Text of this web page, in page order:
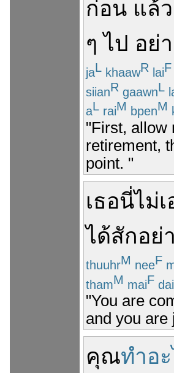
ก่อน แล้ว
ๆไป อย่
jaL khaawR laiF
siianR gaawnL
aL raiM bpenM
"First, allow
retirement,
point. "
เธอนี่ไม่
ได้สักอย่
thuuhrM neeF
thamM maiF dai
"You are
and you are
คุณทำอ